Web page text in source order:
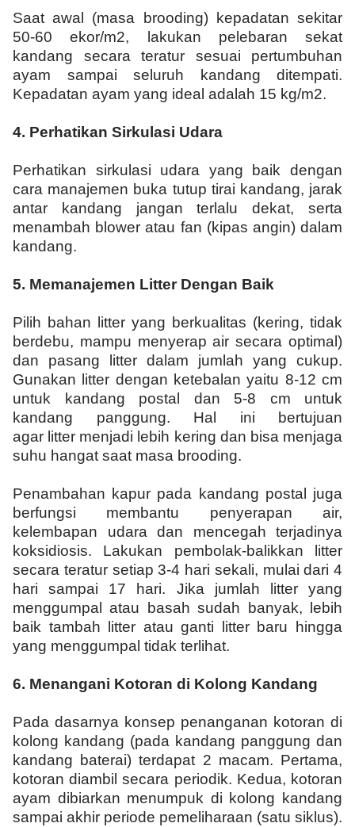
Saat awal (masa brooding) kepadatan sekitar
50-60 ekor/m2, lakukan pelebaran sekat
kandang secara teratur sesuai pertumbuhan
ayam sampai seluruh kandang ditempati.
Kepadatan ayam yang ideal adalah 15 kg/m2.
4. Perhatikan Sirkulasi Udara
Perhatikan sirkulasi udara yang baik dengan
cara manajemen buka tutup tirai kandang, jarak
antar kandang jangan terlalu dekat, serta
menambah blower atau fan (kipas angin) dalam
kandang.
5. Memanajemen Litter Dengan Baik
Pilih bahan litter yang berkualitas (kering, tidak
berdebu, mampu menyerap air secara optimal)
dan pasang litter dalam jumlah yang cukup.
Gunakan litter dengan ketebalan yaitu 8-12 cm
untuk kandang postal dan 5-8 cm untuk
kandang panggung. Hal ini bertujuan
agar litter menjadi lebih kering dan bisa menjaga
suhu hangat saat masa brooding.
Penambahan kapur pada kandang postal juga
berfungsi membantu penyerapan air,
kelembapan udara dan mencegah terjadinya
koksidiosis. Lakukan pembolak-balikkan litter
secara teratur setiap 3-4 hari sekali, mulai dari 4
hari sampai 17 hari. Jika jumlah litter yang
menggumpal atau basah sudah banyak, lebih
baik tambah litter atau ganti litter baru hingga
yang menggumpal tidak terlihat.
6. Menangani Kotoran di Kolong Kandang
Pada dasarnya konsep penanganan kotoran di
kolong kandang (pada kandang panggung dan
kandang baterai) terdapat 2 macam. Pertama,
kotoran diambil secara periodik. Kedua, kotoran
ayam dibiarkan menumpuk di kolong kandang
sampai akhir periode pemeliharaan (satu siklus).